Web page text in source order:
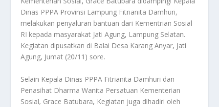
Dinas PPPA Provinsi Lampung Fitrianita Damhuri,
melakukan penyaluran bantuan dari Kementrian Sosial
RI kepada masyarakat Jati Agung, Lampung Selatan.
Kegiatan dipusatkan di Balai Desa Karang Anyar, Jati
Agung, Jumat (20/11) sore.
Selain Kepala Dinas PPPA Fitrianita Damhuri dan
Penasihat Dharma Wanita Persatuan Kementerian
Sosial, Grace Batubara, Kegiatan juga dihadiri oleh